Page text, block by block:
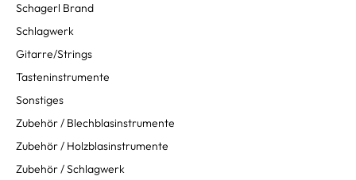
Schagerl Brand
Schlagwerk
Gitarre/Strings
Tasteninstrumente
Sonstiges
Zubehör / Blechblasinstrumente
Zubehör / Holzblasinstrumente
Zubehör / Schlagwerk